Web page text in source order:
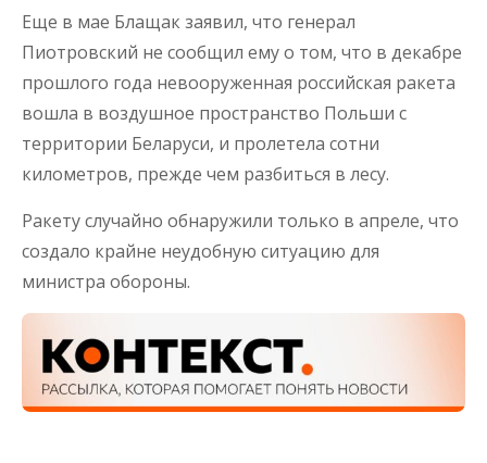
Еще в мае Блащак заявил, что генерал
Пиотровский не сообщил ему о том, что в декабре
прошлого года невооруженная российская ракета
вошла в воздушное пространство Польши с
территории Беларуси, и пролетела сотни
километров, прежде чем разбиться в лесу.
Ракету случайно обнаружили только в апреле, что
создало крайне неудобную ситуацию для
министра обороны.